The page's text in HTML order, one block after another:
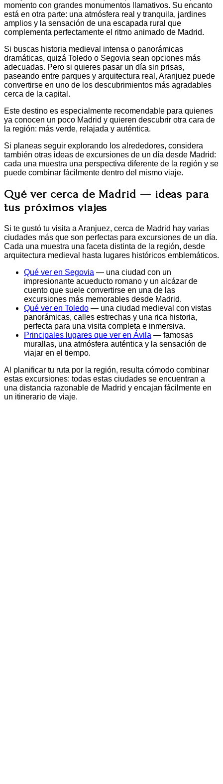
momento con grandes monumentos llamativos. Su encanto
está en otra parte: una atmósfera real y tranquila, jardines
amplios y la sensación de una escapada rural que
complementa perfectamente el ritmo animado de Madrid.
Si buscas historia medieval intensa o panorámicas
dramáticas, quizá Toledo o Segovia sean opciones más
adecuadas. Pero si quieres pasar un día sin prisas,
paseando entre parques y arquitectura real, Aranjuez puede
convertirse en uno de los descubrimientos más agradables
cerca de la capital.
Este destino es especialmente recomendable para quienes
ya conocen un poco Madrid y quieren descubrir otra cara de
la región: más verde, relajada y auténtica.
Si planeas seguir explorando los alrededores, considera
también otras ideas de excursiones de un día desde Madrid:
cada una muestra una perspectiva diferente de la región y se
puede combinar fácilmente dentro del mismo viaje.
Qué ver cerca de Madrid — ideas para
tus próximos viajes
Si te gustó tu visita a Aranjuez, cerca de Madrid hay varias
ciudades más que son perfectas para excursiones de un día.
Cada una muestra una faceta distinta de la región, desde
arquitectura medieval hasta lugares históricos emblemáticos.
Qué ver en Segovia — una ciudad con un
impresionante acueducto romano y un alcázar de
cuento que suele convertirse en una de las
excursiones más memorables desde Madrid.
Qué ver en Toledo — una ciudad medieval con vistas
panorámicas, calles estrechas y una rica historia,
perfecta para una visita completa e inmersiva.
Principales lugares que ver en Ávila — famosas
murallas, una atmósfera auténtica y la sensación de
viajar en el tiempo.
Al planificar tu ruta por la región, resulta cómodo combinar
estas excursiones: todas estas ciudades se encuentran a
una distancia razonable de Madrid y encajan fácilmente en
un itinerario de viaje.